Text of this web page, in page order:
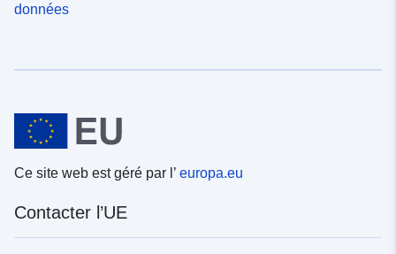
données
Ce site web est géré par l’ europa.eu
Contacter l’UE